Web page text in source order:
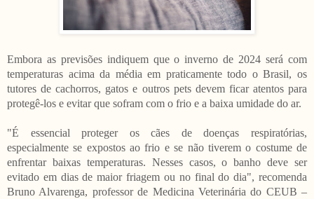
Embora as previsões indiquem que o inverno de 2024 será com
temperaturas acima da média em praticamente todo o Brasil, os
tutores de cachorros, gatos e outros pets devem ficar atentos para
protegê-los e evitar que sofram com o frio e a baixa umidade do ar.
"É essencial proteger os cães de doenças respiratórias,
especialmente se expostos ao frio e se não tiverem o costume de
enfrentar baixas temperaturas. Nesses casos, o banho deve ser
evitado em dias de maior friagem ou no final do dia", recomenda
Bruno Alvarenga, professor de Medicina Veterinária do CEUB –